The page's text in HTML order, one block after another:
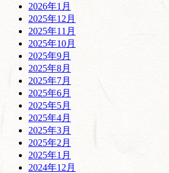
2026年1月
2025年12月
2025年11月
2025年10月
2025年9月
2025年8月
2025年7月
2025年6月
2025年5月
2025年4月
2025年3月
2025年2月
2025年1月
2024年12月